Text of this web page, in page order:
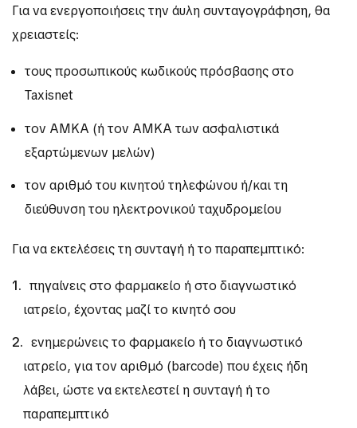
Για να ενεργοποιήσεις την άυλη συνταγογράφηση, θα
χρειαστείς:
τους προσωπικούς κωδικούς πρόσβασης στο
Taxisnet
τον ΑΜΚΑ (ή τον ΑΜΚΑ των ασφαλιστικά
εξαρτώμενων μελών)
τον αριθμό του κινητού τηλεφώνου ή/και τη
διεύθυνση του ηλεκτρονικού ταχυδρομείου
Για να εκτελέσεις τη συνταγή ή το παραπεμπτικό:
πηγαίνεις στο φαρμακείο ή στο διαγνωστικό
ιατρείο, έχοντας μαζί το κινητό σου
ενημερώνεις το φαρμακείο ή το διαγνωστικό
ιατρείο, για τον αριθμό (barcode) που έχεις ήδη
λάβει, ώστε να εκτελεστεί η συνταγή ή το
παραπεμπτικό